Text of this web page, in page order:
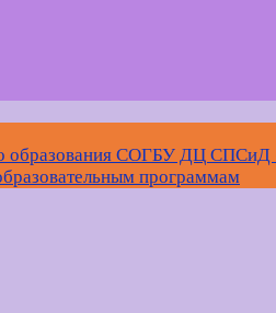
образования СОГБУ ДЦ
программам